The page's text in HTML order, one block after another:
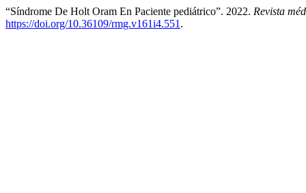
“Síndrome De Holt Oram En Paciente pediátrico”. 2022. Revista
https://doi.org/10.36109/rmg.v161i4.551 .